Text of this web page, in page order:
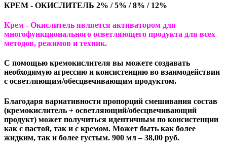
КРЕМ - ОКИСЛИТЕЛЬ 2% / 5% / 8% / 12%
Крем - Окислитель является активатором для
многофункционального осветляющего продукта для всех
методов, режимов и техник.
С помощью кремокислителя вы можете создавать
необходимую агрессию и консистенцию во взаимодействии
с осветляющим/обесцвечивающим продуктом.
Благодаря вариативности пропорций смешивания состав
(кремокислитель + осветляющий/обесцвечивающий
продукт) может получиться идентичным по консистенции
как с пастой, так и с кремом. Может быть как более
жидким, так и более густым. 900 мл – 38,00 руб.